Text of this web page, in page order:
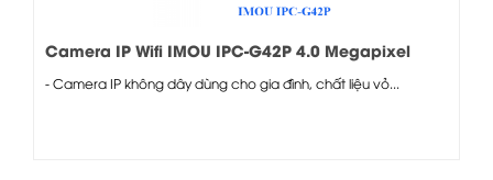
Camera IP Wifi IMOU IPC-G42P 4.0 Megapixel
- Camera IP không dây dùng cho gia đình, chất liệu vỏ...